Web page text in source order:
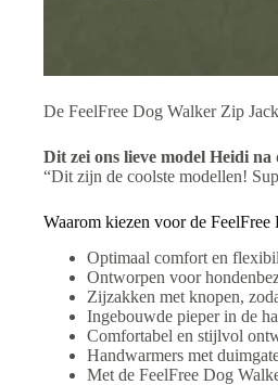
De FeelFree Dog Walker Zip
Dit zei ons lieve model Heidi
“Dit zijn de coolste modellen!
Waarom kiezen voor de
Optimaal comfort en
Ontworpen voor
Zijzakken met knopen,
Ingebouwde pieper in de
Comfortabel en stijlvol
Handwarmers met
Met de FeelFree Dog